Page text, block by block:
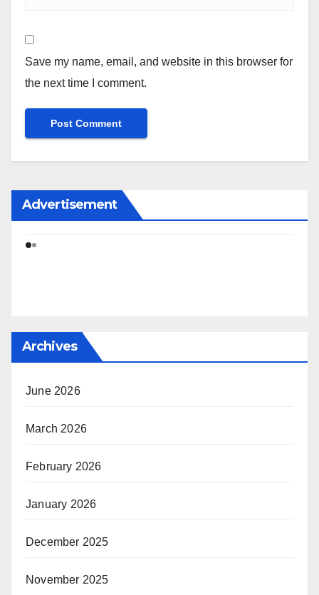
Save my name, email, and website in this browser for
the next time I comment.
Advertisement
Archives
June 2026
March 2026
February 2026
January 2026
December 2025
November 2025